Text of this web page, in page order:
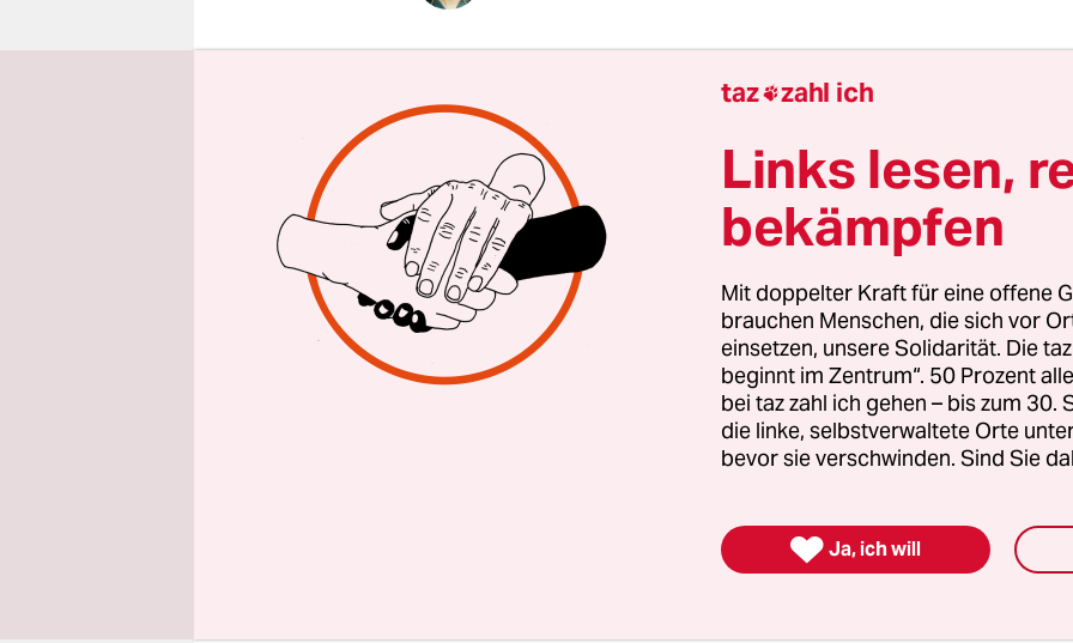
Ansbach sei grau, sagt Joe. Ansbach, Mittelfranken,
sei bewohnt von Leuten, „die gern zu Hause bleiben“. Zu
einem, der das doch auch verstehen kann.
Draußen:Ein paar Studentinnen radeln durch die
Landstraße am Rande der Altstadt von Ansbach. Im
einem der Häuser stehen drei Lastenräder und ein bunt
Mofa, dazu Möbel und Flohmarktkram bis zur Dachrinne.
taz zahl ich
Links lesen,
bekämpfen
Mit doppelter Kraft für eine offene
brauchen Menschen, die sich vor
einsetzen, unsere Solidarität. Die
beginnt im Zentrum“. 50 Prozent
bei taz zahl ich gehen – bis zum
die linke, selbstverwaltete Orte
bevor sie verschwinden. Sind Sie
 Ja, ich will